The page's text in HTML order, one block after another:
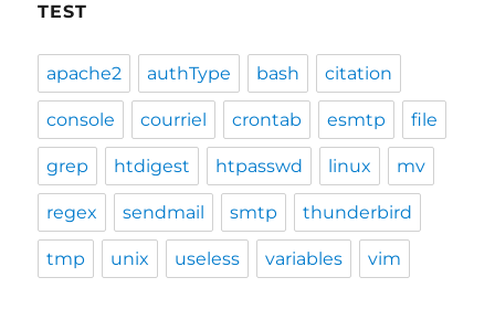
TEST
apache2 authType bash citation
console courriel crontab esmtp file
grep htdigest htpasswd linux mv
regex sendmail smtp thunderbird
tmp unix useless variables vim